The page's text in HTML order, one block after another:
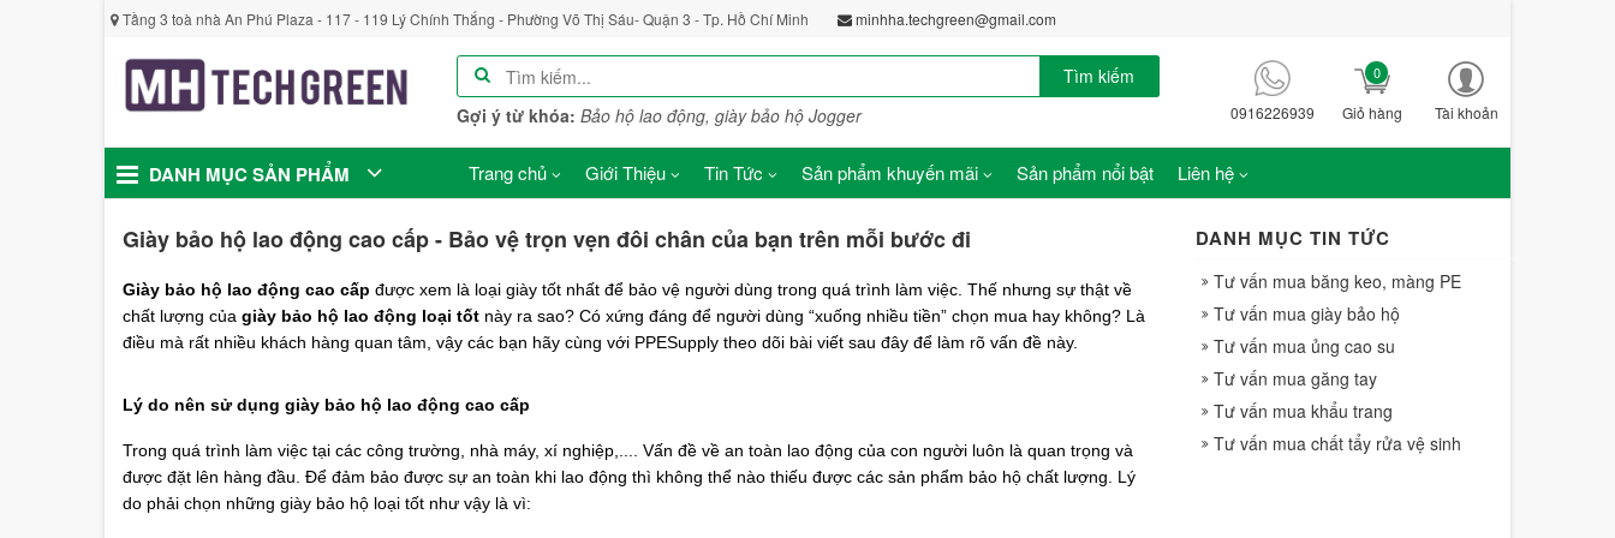
Tầng 3 toà nhà An Phú Plaza - 117 - 119 Lý Chính Thắng - Phường Võ Thị Sáu- Quận 3 - Tp. Hồ Chí Minh minhha.techgreen@gmail.com
Tìm kiếm
Gợi ý từ khóa: Bảo hộ lao động, giày bảo hộ Jogger 0916226939 Giỏ hàng
0
Tài khoản
DANH MỤC SẢN PHẨM Trang chủ Giới Thiệu Tin Tức Sản phẩm khuyến mãi Sản phẩm nổi bật Liên hệ
Giày bảo hộ lao động cao cấp - Bảo vệ trọn vẹn đôi chân của bạn trên mỗi bước đi
Giày bảo hộ lao động cao cấp được xem là loại giày tốt nhất để bảo vệ người dùng trong quá trình làm việc. Thế nhưng sự thật về
chất lượng của giày bảo hộ lao động loại tốt này ra sao? Có xứng đáng để người dùng “xuống nhiều tiền” chọn mua hay không? Là
điều mà rất nhiều khách hàng quan tâm, vậy các bạn hãy cùng với PPESupply theo dõi bài viết sau đây để làm rõ vấn đề này.
Lý do nên sử dụng giày bảo hộ lao động cao cấp
Trong quá trình làm việc tại các công trường, nhà máy, xí nghiệp,.... Vấn đề về an toàn lao động của con người luôn là quan trọng và
được đặt lên hàng đầu. Để đảm bảo được sự an toàn khi lao động thì không thể nào thiếu được các sản phẩm bảo hộ chất lượng. Lý
do phải chọn những giày bảo hộ loại tốt như vậy là vì:
DANH MỤC TIN TỨC
Tư vấn mua băng keo, màng PE
Tư vấn mua giày bảo hộ
Tư vấn mua ủng cao su
Tư vấn mua găng tay
Tư vấn mua khẩu trang
Tư vấn mua chất tẩy rửa vệ sinh